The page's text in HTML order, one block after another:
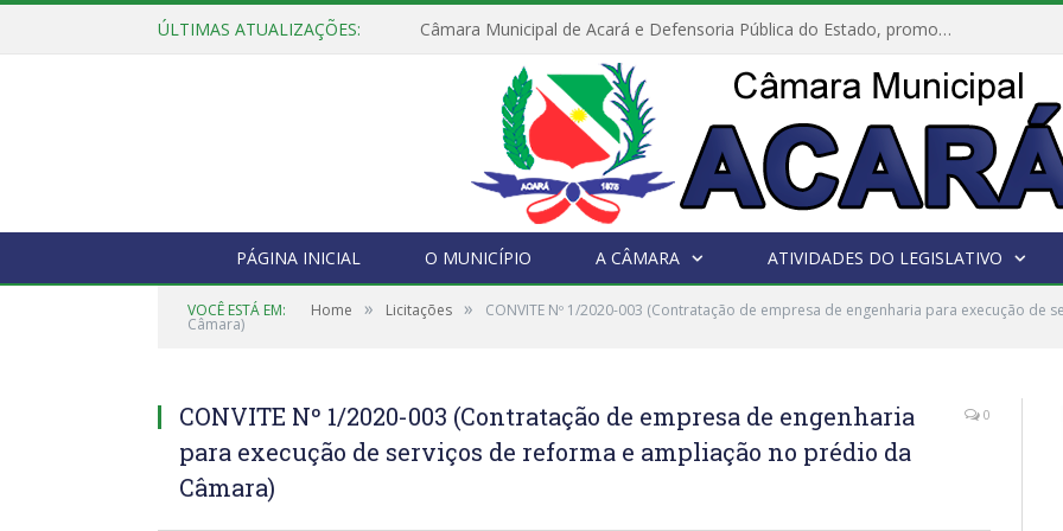
ÚLTIMAS ATUALIZAÇÕES: Câmara Municipal de Acará e Defensoria Pública do Estado, promovem Ação Balcão de Direitos
PÁGINA INICIAL O MUNICÍPIO A CÂMARA ATIVIDADES DO LEGISLATIVO
VOCÊ ESTÁ EM: Home » Licitações » CONVITE Nº 1/2020-003 (Contratação de empresa de engenharia para execução
Câmara)
CONVITE Nº 1/2020-003 (Contratação de empresa de engenharia
para execução de serviços de reforma e ampliação no prédio da
Câmara)
0